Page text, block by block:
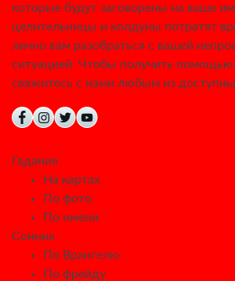
которые будут заговорены на ваше
целительницы и колдуны потратят
лично вам разобраться с вашей
ситуацией. Чтобы получить помощью
свяжитесь с нами любым из
Гадания
На картах
По фото
По имени
Сонник
По Врангелю
По фрейду